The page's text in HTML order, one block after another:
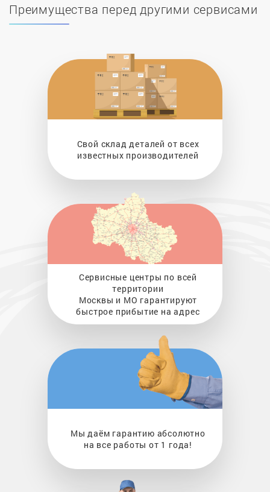
Преимущества перед другими сервисами
Свой склад деталей от всех
известных производителей
Сервисные центры по всей
территории
Москвы и МО гарантируют
быстрое прибытие на адрес
Мы даём гарантию абсолютно
на все работы от 1 года!